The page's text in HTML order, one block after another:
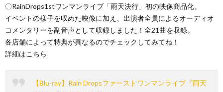
〇RainDrops1stワンマンライブ「雨天決行」初の映像商品化。
イベントの様子を収めた映像に加え、出演者全員によるオーディオ
コメンタリーを副音声として収録しました！全21曲を収録。
各店舗によって特典が異なるのでチェックしてみてね！
詳細はこちら
【Blu-ray】Rain Dropsファーストワンマンライブ『雨天